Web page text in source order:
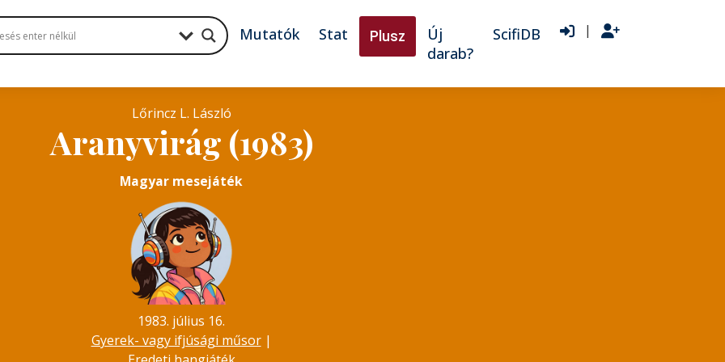
Mutatók Stat Plusz
Új
darab?
ScifiDB |
Lőrincz L. László
Aranyvirág (1983)
Magyar mesejáték
1983. július 16.
Gyerek- vagy ifjúsági műsor|